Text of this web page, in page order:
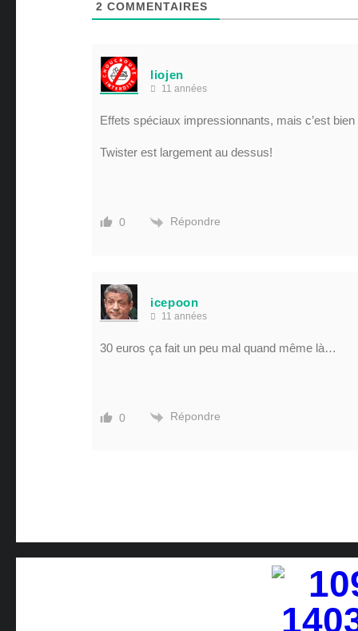
2 COMMENTAIRES
liojen
11 années
Effets spéciaux impressionnants, mais c’est
Twister est largement au dessus!
0 Répondre
icepoon
11 années
30 euros ça fait un peu mal quand même là…
0 Répondre